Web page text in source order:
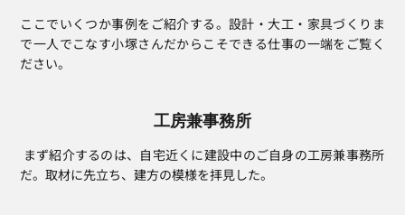
ここでいくつか事例をご紹介する。設計・大工・家具づくりま
で一人でこなす小塚さんだからこそできる仕事の一端をご覧く
ださい。
工房兼事務所
だ。取材に先立ち、建方の模様を拝見した。